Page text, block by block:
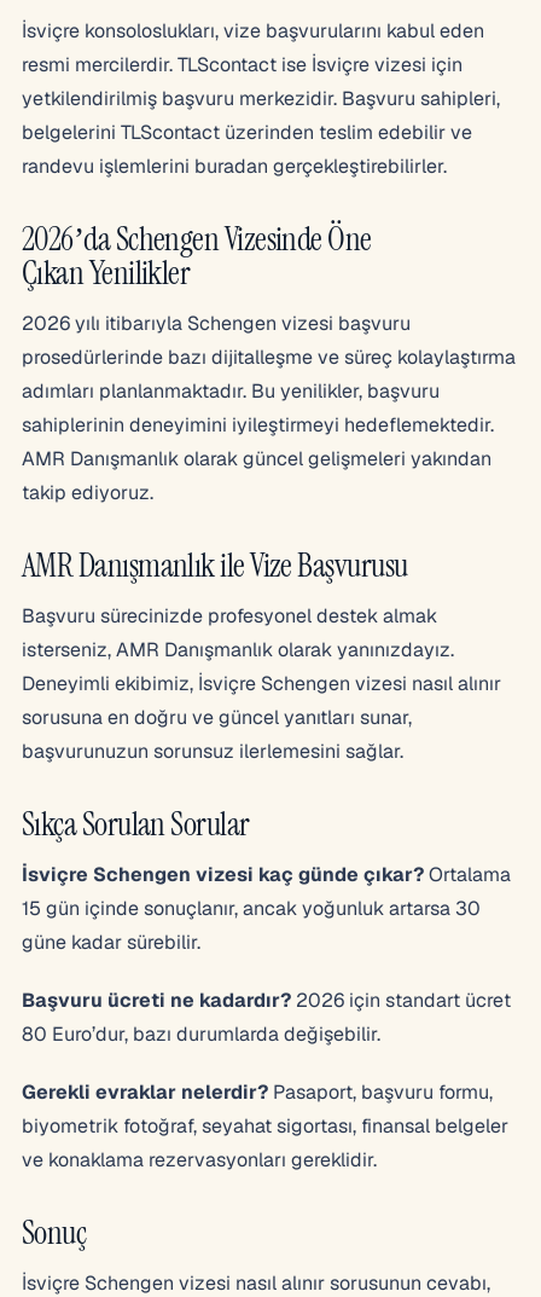
İsviçre konsoloslukları, vize başvurularını kabul eden
resmi mercilerdir. TLScontact ise İsviçre vizesi için
yetkilendirilmiş başvuru merkezidir. Başvuru sahipleri,
belgelerini TLScontact üzerinden teslim edebilir ve
randevu işlemlerini buradan gerçekleştirebilirler.
2026’da Schengen Vizesinde Öne
Çıkan Yenilikler
2026 yılı itibarıyla Schengen vizesi başvuru
prosedürlerinde bazı dijitalleşme ve süreç kolaylaştırma
adımları planlanmaktadır. Bu yenilikler, başvuru
sahiplerinin deneyimini iyileştirmeyi hedeflemektedir.
AMR Danışmanlık olarak güncel gelişmeleri yakından
takip ediyoruz.
AMR Danışmanlık ile Vize Başvurusu
Başvuru sürecinizde profesyonel destek almak
isterseniz, AMR Danışmanlık olarak yanınızdayız.
Deneyimli ekibimiz, İsviçre Schengen vizesi nasıl alınır
sorusuna en doğru ve güncel yanıtları sunar,
başvurunuzun sorunsuz ilerlemesini sağlar.
Sıkça Sorulan Sorular
İsviçre Schengen vizesi kaç günde çıkar?Ortalama
15 gün içinde sonuçlanır, ancak yoğunluk artarsa 30
güne kadar sürebilir.
Başvuru ücreti ne kadardır? 2026 için standart ücret
80 Euro’dur, bazı durumlarda değişebilir.
Gerekli evraklar nelerdir? Pasaport, başvuru formu,
biyometrik fotoğraf, seyahat sigortası, finansal belgeler
ve konaklama rezervasyonları gereklidir.
Sonuç
İsviçre Schengen vizesi nasıl alınır sorusunun cevabı,